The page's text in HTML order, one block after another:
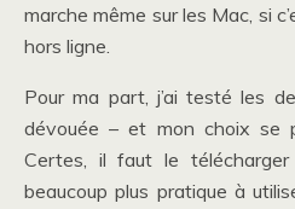
marche même sur les Mac, si
hors ligne.
Pour ma part, j’ai testé les
dévouée – et mon choix se
Certes, il faut le
beaucoup plus pratique à